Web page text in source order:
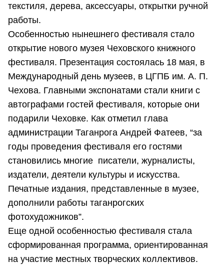
текстиля, дерева, аксессуары, открытки ручной
работы.
Особенностью нынешнего фестиваля стало
открытие нового музея Чеховского книжного
фестиваля. Презентация состоялась 18 мая, в
Международный день музеев, в ЦГПБ им. А. П.
Чехова. Главными экспонатами стали книги с
автографами гостей фестиваля, которые они
подарили Чеховке. Как отметил глава
администрации Таганрога Андрей Фатеев, “за
годы проведения фестиваля его гостями
становились многие писатели, журналисты,
издатели, деятели культуры и искусства.
Печатные издания, представленные в музее,
дополнили работы таганрогских
фотохудожников”.
Еще одной особенностью фестиваля стала
сформированная программа, ориентированная
на участие местных творческих коллективов.